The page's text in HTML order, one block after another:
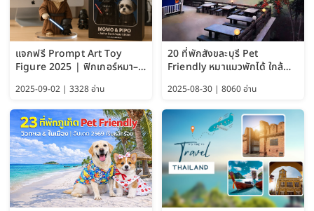
แจกฟรี Prompt Art Toy
Figure 2025 | ฟิกเกอร์หมา–
ChatGPT และ Gemini
2025-09-02 | 3328 อ่าน
20 ที่พักสังขละบุรี Pet
Friendly หมาแมวพักได้ ใกล้
2025-08-30 | 8060 อ่าน